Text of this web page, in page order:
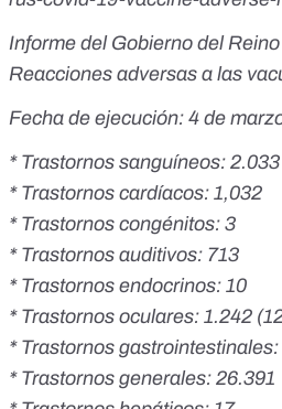
Informe del Gobierno del
Reacciones adversas a las
Fecha de ejecución: 4 de
* Trastornos sanguíneos: 2.033
* Trastornos cardíacos: 1,032
* Trastornos congénitos: 3
* Trastornos auditivos: 713
* Trastornos endocrinos: 10
* Trastornos oculares: 1.242
* Trastornos
* Trastornos generales: 26.391